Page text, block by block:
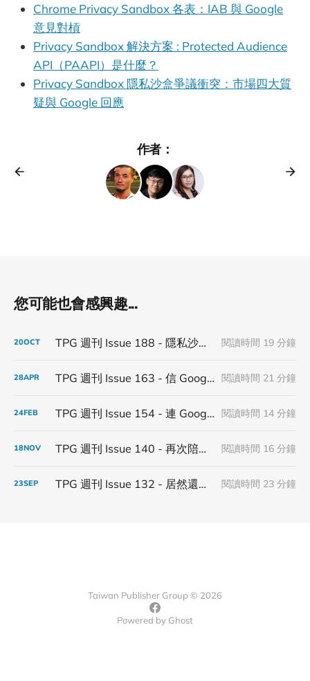
Chrome Privacy Sandbox 各表：IAB 與 Google
意見對槓
Privacy Sandbox 解決方案 : Protected Audience
API（PAAPI）是什麼？
Privacy Sandbox 隱私沙盒爭議衝突：市場四大質
疑與 Google 回應
作者：
您可能也會感興趣...
20OCT TPG 週刊 Issue 188 - 隱私沙盒倒塌，沒有人能在監管裡面蓋城堡 閱讀時間 19 分鐘
28APR TPG 週刊 Issue 163 - 信 Google 第三方 Cookies 得永生 閱讀時間 21 分鐘
24FEB TPG 週刊 Issue 154 - 連 Google 都不信 Google 閱讀時間 14 分鐘
18NOV TPG 週刊 Issue 140 - 再次陪著第三方 Cookies 步入下一個年 閱讀時間 16 分鐘
23SEP TPG 週刊 Issue 132 - 居然還有在更新隱私沙盒 閱讀時間 23 分鐘
Taiwan Publisher Group © 2026
Powered by Ghost